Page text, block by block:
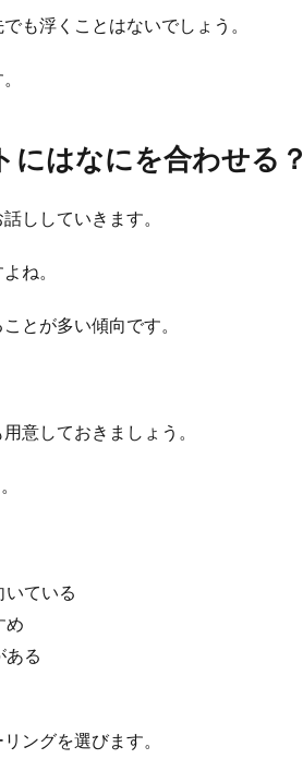
も浮くことはないでしょう。
はなにを合わせる？
ししていきます。
ね。
とが多い傾向です。
意しておきましょう。
ている
め
ある
ングを選びます。